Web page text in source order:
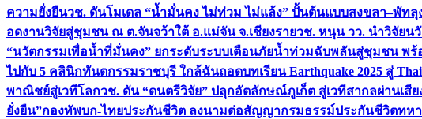
ความยั่งยืนวช. ดันโมเดล “น้ำมั่นคง ไม่ท่วม ไม่แล้ง” ปั้นต้นแบบสงขลา–พัทลุ
อดงานวิจัยสู่ชุมชน ณ ต.จันจว้าใต้ อ.แม่จัน จ.เชียงรายวช. หนุน วว. นำวิจัยน
“นวัตกรรมเพื่อน้ำที่มั่นคง” ยกระดับระบบเตือนภัยน้ำท่วมฉับพลันสู่ชุมชน พร้
ไปกับ 5 คลินิกทันตกรรมราชบุรี ใกล้ฉันถอดบทเรียน Earthquake 2025 สู่
พาณิชย์สู่เวทีโลกวช. ดัน “ดนตรีวิจัย” ปลุกอัตลักษณ์ภูเก็ต สู่เวทีสากลผ่านเสี
ยั่งยืน”กองทัพบก-ไทยประกันชีวิต ลงนามต่อสัญญากรมธรรม์ประกันชีวิตทหา